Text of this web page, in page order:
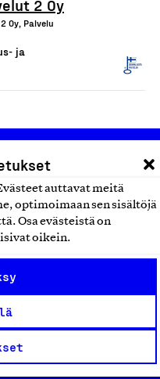
auttavat meitä
optimoimaan sen sisältöjä
Osa evästeistä on
oikein.
2 Oy
Oy, Palvelu
ja
yhdistys.
yhteiskunnan kirjo
yli 100 vuotta sitten
sekä